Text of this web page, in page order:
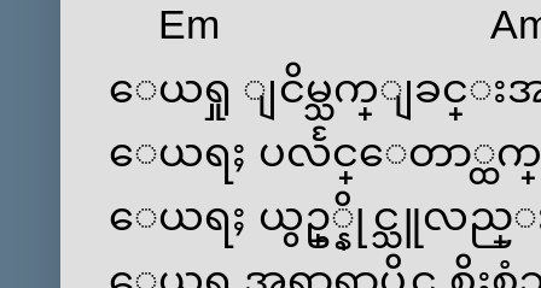
Em
ေယရှု ျငိမ္သက္ျခင္းအ
ေယရႈ ပလႅင္‌ေတာ္ထက္
ေယရႈ ယွဥ္္နိုင္သူလည္